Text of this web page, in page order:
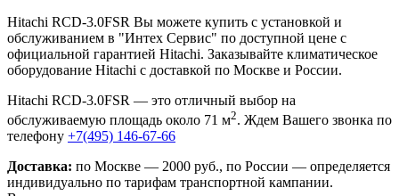
Hitachi RCD-3.0FSR Вы можете купить с установкой и
обслуживанием в "Интех Сервис" по доступной цене с
официальной гарантией Hitachi. Заказывайте климатическое
оборудование Hitachi с доставкой по Москве и России.
Hitachi RCD-3.0FSR — это отличный выбор на
обслуживаемую площадь около 71 м2. Ждем Вашего звонка по
телефону +7(495) 146-67-66
Доставка: по Москве — 2000 руб., по России — определяется
индивидуально по тарифам транспортной кампании.